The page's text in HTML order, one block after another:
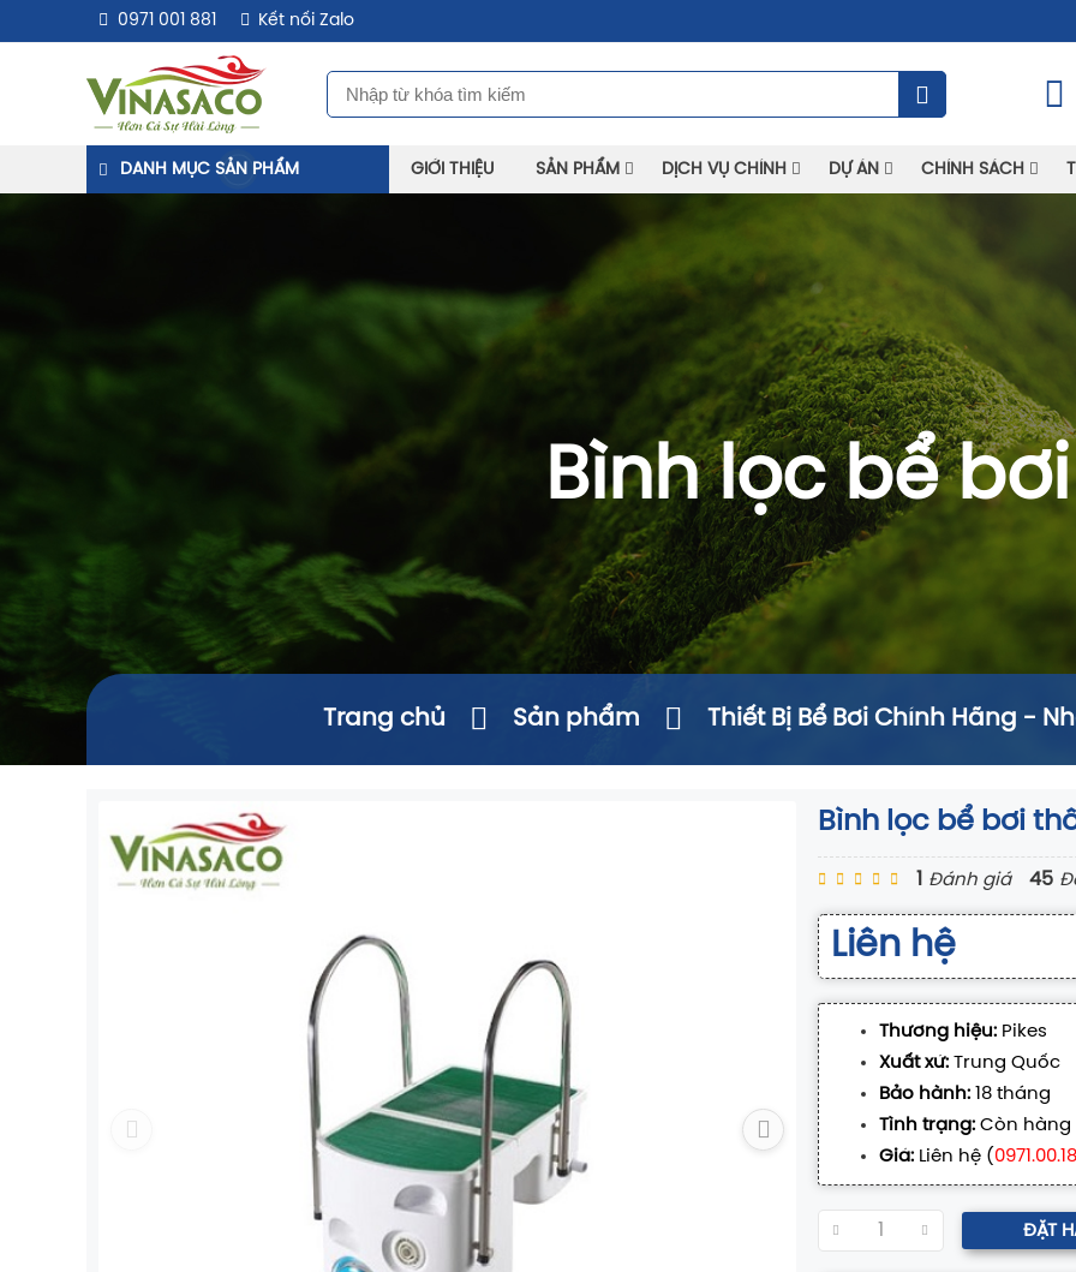
0971 001 881 Kết nối Zalo
DANH MỤC SẢN PHẨM GIỚI THIỆU SẢN PHẨM DỊCH VỤ CHÍNH DỰ ÁN CHÍNH SÁCH
Bình lọc bể bơi
Trang chủ Sản phẩm Thiết Bị Bể Bơi Chính Hãng -
Bình lọc bể bơi
1 Đánh giá 45
Liên hệ
Thương hiệu:Pikes
Xuất xứ:Trung Quốc
Bảo hành:18 tháng
Tình trạng:Còn hàng
Giá:Liên hệ (
ĐẶT